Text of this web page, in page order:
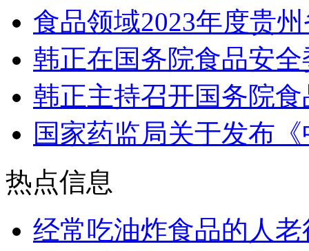
食品领域2023年度贵
韩正在国务院食品安
韩正主持召开国务院
国家药监局关于发布
热点信息
经常吃油炸食品的人